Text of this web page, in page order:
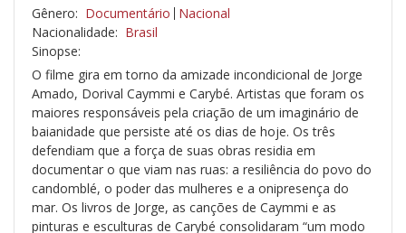
Gênero: Documentário Nacional
Nacionalidade: Brasil
Sinopse:
O filme gira em torno da amizade incondicional de Jorge
Amado, Dorival Caymmi e Carybé. Artistas que foram os
maiores responsáveis pela criação de um imaginário de
baianidade que persiste até os dias de hoje. Os três
defendiam que a força de suas obras residia em
documentar o que viam nas ruas: a resiliência do povo do
candomblé, o poder das mulheres e a onipresença do
mar. Os livros de Jorge, as canções de Caymmi e as
pinturas e esculturas de Carybé consolidaram “um modo